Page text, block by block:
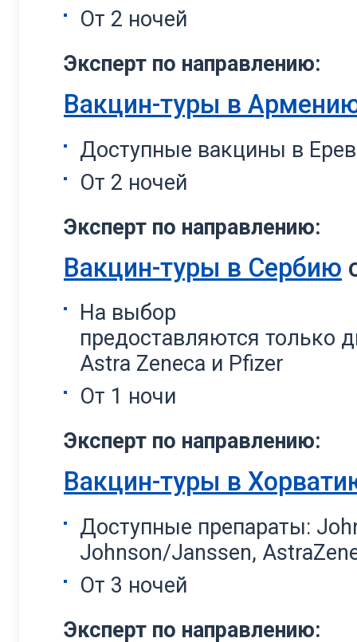
От 2 ночей
Эксперт по направлению:
Вакцин-туры в
Доступные вакцины в
От 2 ночей
Эксперт по направлению:
Вакцин-туры в Сербию
На выбор
предоставляются только
Astra Zeneca и Pfizer
От 1 ночи
Эксперт по направлению:
Вакцин-туры в
Доступные препараты:
Johnson/Janssen,
От 3 ночей
Эксперт по направлению: